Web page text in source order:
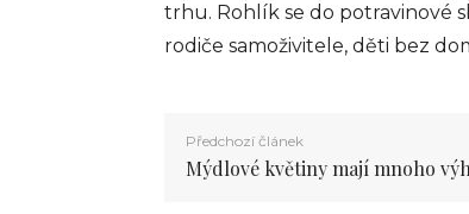
trhu. Rohlík se do potravinové
rodiče samoživitele, děti bez
Předchozí článek
Mýdlové květiny mají mnoho